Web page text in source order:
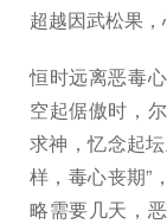
超越因武松果
恒时远离恶毒
空起倨傲时，
求神，忆念起
样，毒心丧期”
略需要几天，